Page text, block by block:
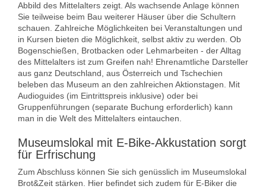
Abbild des Mittelalters zeigt. Als wachsende Anlage können
Sie teilweise beim Bau weiterer Häuser über die Schultern
schauen. Zahlreiche Möglichkeiten bei Veranstaltungen und
in Kursen bieten die Möglichkeit, selbst aktiv zu werden. Ob
Bogenschießen, Brotbacken oder Lehmarbeiten - der Alltag
des Mittelalters ist zum Greifen nah! Ehrenamtliche Darsteller
aus ganz Deutschland, aus Österreich und Tschechien
beleben das Museum an den zahlreichen Aktionstagen. Mit
Audioguides (im Eintrittspreis inklusive) oder bei
Gruppenführungen (separate Buchung erforderlich) kann
man in die Welt des Mittelalters eintauchen.
Museumslokal mit E-Bike-Akkustation sorgt
für Erfrischung
Zum Abschluss können Sie sich genüsslich im Museumslokal
Brot&Zeit stärken. Hier befindet sich zudem für E-Biker die